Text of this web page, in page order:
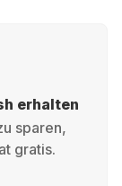
erhalten
sparen,
gratis.